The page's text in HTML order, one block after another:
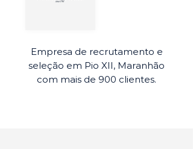
Empresa de recrutamento e
seleção em Pio XII, Maranhão
com mais de 900 clientes.